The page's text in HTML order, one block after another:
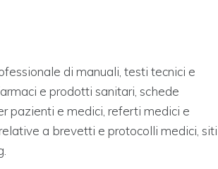
di manuali, testi tecnici e
e prodotti sanitari, schede
pazienti e medici, referti medici e
a brevetti e protocolli medici, siti